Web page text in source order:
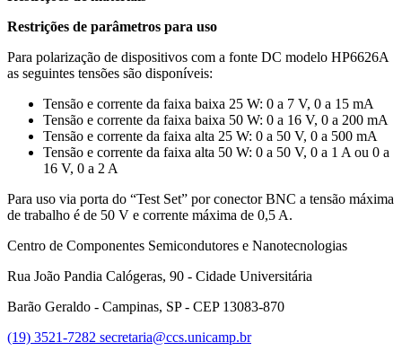
Restrições de parâmetros para uso
Para polarização de dispositivos com a fonte DC modelo HP6626A
as seguintes tensões são disponíveis:
Tensão e corrente da faixa baixa 25 W: 0 a 7 V, 0 a 15 mA
Tensão e corrente da faixa baixa 50 W: 0 a 16 V, 0 a 200 mA
Tensão e corrente da faixa alta 25 W: 0 a 50 V, 0 a 500 mA
Tensão e corrente da faixa alta 50 W: 0 a 50 V, 0 a 1 A ou 0 a
16 V, 0 a 2 A
Para uso via porta do “Test Set” por conector BNC a tensão máxima
de trabalho é de 50 V e corrente máxima de 0,5 A.
Centro de Componentes Semicondutores e Nanotecnologias
Rua João Pandia Calógeras, 90 - Cidade Universitária
Barão Geraldo - Campinas, SP - CEP 13083-870
(19) 3521-7282 secretaria@ccs.unicamp.br